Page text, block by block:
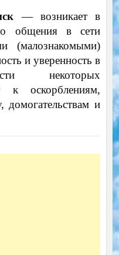
— возникает в
общения в сети
(малознакомыми)
и уверенность в
некоторых
к оскорблениям,
домогательствам и